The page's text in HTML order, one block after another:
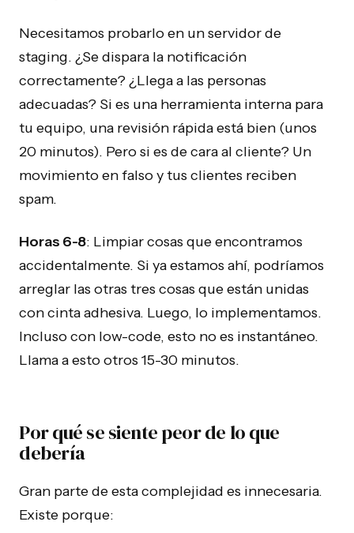
Necesitamos probarlo en un servidor de
staging. ¿Se dispara la notificación
correctamente? ¿Llega a las personas
adecuadas? Si es una herramienta interna para
tu equipo, una revisión rápida está bien (unos
20 minutos). Pero si es de cara al cliente? Un
movimiento en falso y tus clientes reciben
spam.
Horas 6-8: Limpiar cosas que encontramos
accidentalmente. Si ya estamos ahí, podríamos
arreglar las otras tres cosas que están unidas
con cinta adhesiva. Luego, lo implementamos.
Incluso con low-code, esto no es instantáneo.
Llama a esto otros 15-30 minutos.
Por qué se siente peor de lo que
debería
Gran parte de esta complejidad es innecesaria.
Existe porque: